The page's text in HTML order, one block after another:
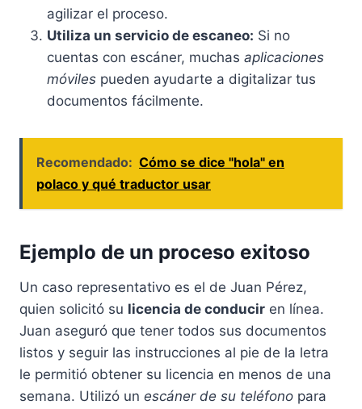
agilizar el proceso.
Utiliza un servicio de escaneo: Si no
cuentas con escáner, muchas aplicaciones
móviles pueden ayudarte a digitalizar tus
documentos fácilmente.
Recomendado: Cómo se dice "hola" en
polaco y qué traductor usar
Ejemplo de un proceso exitoso
Un caso representativo es el de Juan Pérez,
quien solicitó su licencia de conducir en línea.
Juan aseguró que tener todos sus documentos
listos y seguir las instrucciones al pie de la letra
le permitió obtener su licencia en menos de una
semana. Utilizó un escáner de su teléfono para